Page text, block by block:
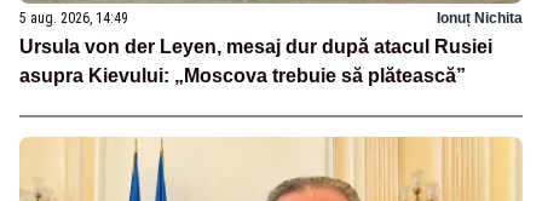
5 aug. 2026, 14:49 Ionuț Nichita
Ursula von der Leyen, mesaj dur după atacul Rusiei
asupra Kievului: „Moscova trebuie să plătească”